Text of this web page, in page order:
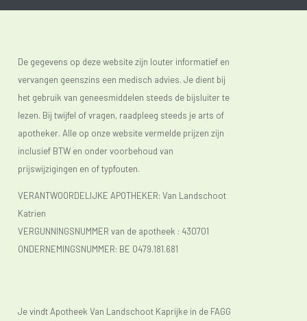
De gegevens op deze website zijn louter informatief en
vervangen geenszins een medisch advies. Je dient bij
het gebruik van geneesmiddelen steeds de bijsluiter te
lezen. Bij twijfel of vragen, raadpleeg steeds je arts of
apotheker. Alle op onze website vermelde prijzen zijn
inclusief BTW en onder voorbehoud van
prijswijzigingen en of typfouten.
VERANTWOORDELIJKE APOTHEKER: Van Landschoot
Katrien
VERGUNNINGSNUMMER van de apotheek : 430701
ONDERNEMINGSNUMMER: BE 0479.181.681
Je vindt Apotheek Van Landschoot Kaprijke in de FAGG